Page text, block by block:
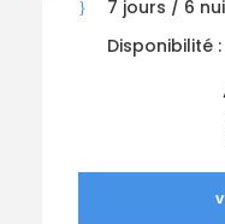
7 jours / 6
Disponibilité